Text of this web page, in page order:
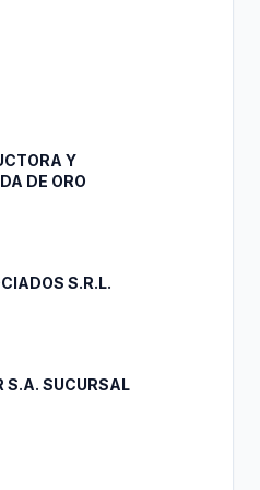
Y
DE ORO
S.R.L.
S.A. SUCURSAL